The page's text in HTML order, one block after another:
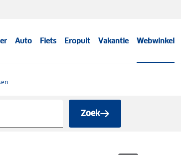
Auto Fiets Eropuit Vakantie Webwinkel
Zoek